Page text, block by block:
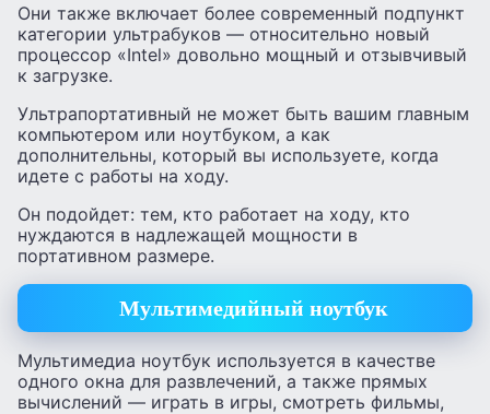
Они также включает более современный подпункт
категории ультрабуков — относительно новый
процессор «Intel» довольно мощный и отзывчивый
к загрузке.
Ультрапортативный не может быть вашим главным
компьютером или ноутбуком, а как
дополнительны, который вы используете, когда
идете с работы на ходу.
Он подойдет: тем, кто работает на ходу, кто
нуждаются в надлежащей мощности в
портативном размере.
Мультимедийный ноутбук
Мультимедиа ноутбук используется в качестве
одного окна для развлечений, а также прямых
вычислений — играть в игры, смотреть фильмы,